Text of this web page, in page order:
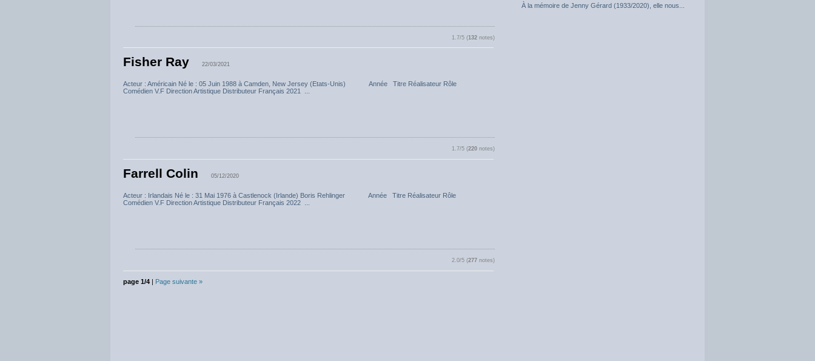
1.7/5 (132notes)
Fisher Ray 22/03/2021
Acteur : Américain Né le : 05 Juin 1988 à Camden, New Jersey (Etats-Unis) Année Titre Réalisateur Rôle
Comédien V.F Direction Artistique Distributeur Français 2021 ...
1.7/5 (220notes)
Farrell Colin 05/12/2020
Acteur : Irlandais Né le : 31 Mai 1976 à Castlenock (Irlande) Boris Rehlinger Année Titre Réalisateur Rôle
Comédien V.F Direction Artistique Distributeur Français 2022 ...
2.0/5 (277notes)
page 1/4 | Page suivante »
À la mémoire de Jenny Gérard (1933/2020), elle nous...